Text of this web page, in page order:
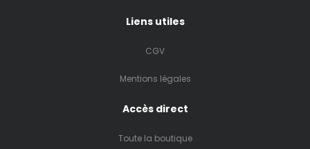
Liens utiles
CGV
Mentions légales
Accès direct
Toute la boutique